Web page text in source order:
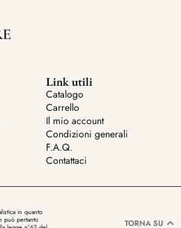
Link utili
Catalogo
Carrello
Il mio account
Condizioni generali
F.A.Q.
Contattaci
in quanto
può pertanto
TORNA SU